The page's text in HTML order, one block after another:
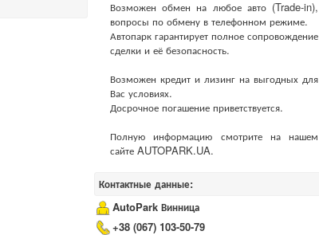
Возможен обмен на любое авто (Trade-in),
вопросы по обмену в телефонном режиме.
Автопарк гарантирует полное сопровождение
сделки и её безопасность.
Возможен кредит и лизинг на выгодных для
Вас условиях.
Досрочное погашение приветствуется.
Полную информацию смотрите на нашем
сайте AUTOPARK.UA.
Контактные данные:
AutoPark Винница
+38 (067) 103-50-79